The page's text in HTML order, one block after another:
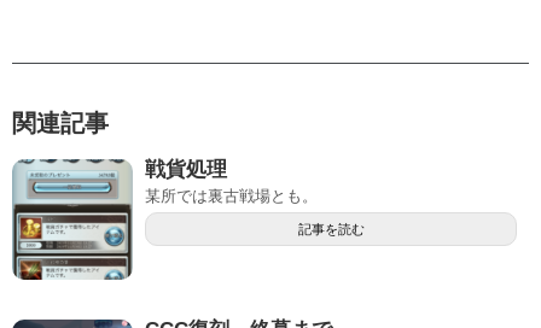
関連記事
戦貨処理
某所では裏古戦場とも。
記事を読む